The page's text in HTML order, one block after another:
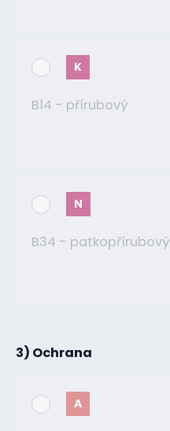
K
B14 - přírubový
N
B34 - patkopřírubový
3) Ochrana
A